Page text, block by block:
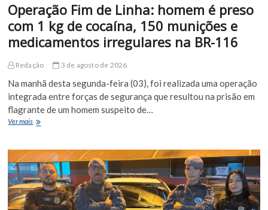
Operação Fim de Linha: homem é preso
com 1 kg de cocaína, 150 munições e
medicamentos irregulares na BR-116
Redação 3 de agosto de 2026
Na manhã desta segunda-feira (03), foi realizada uma operação
integrada entre forças de segurança que resultou na prisão em
flagrante de um homem suspeito de…
Ver maisOperação
Linha:
homem
é
preso
com
1